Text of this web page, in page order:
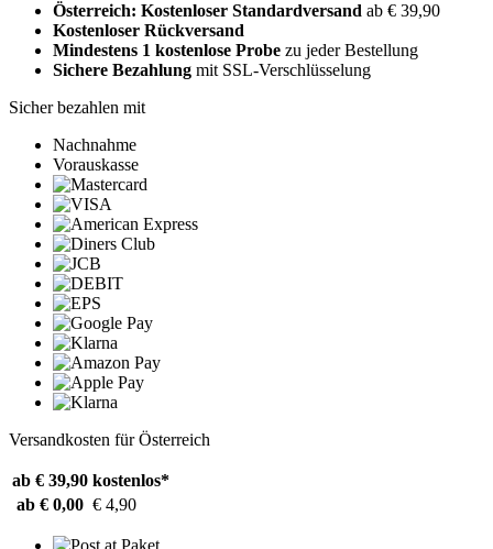
Österreich: Kostenloser Standardversand ab € 39,90
Kostenloser Rückversand
Mindestens 1 kostenlose Probe zu jeder Bestellung
Sichere Bezahlung mit SSL-Verschlüsselung
Sicher bezahlen mit
Nachnahme
Vorauskasse
Versandkosten für Österreich
ab € 39,90 kostenlos*
ab € 0,00 € 4,90